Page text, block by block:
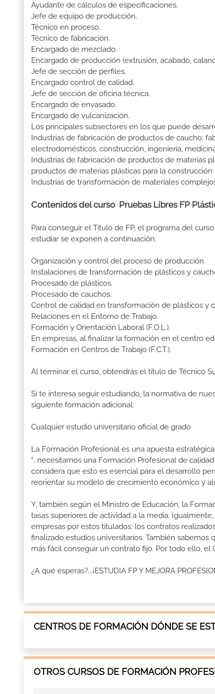
Ayudante de cálculos de especificaciones.
Jefe de equipo de producción.
Técnico en proceso.
Técnico de fabricación.
Encargado de mezclado.
Encargado de producción (extrusión, acabado,
Jefe de sección de perfiles.
Encargado control de calidad.
Jefe de sección de oficina técnica.
Encargado de envasado.
Encargado de vulcanización.
Los principales subsectores en los que puede
Industrias de fabricación de productos de caucho:
electrodomésticos, construcción, ingeniería,
Industrias de fabricación de productos de materias
productos de materias plásticas para la
Industrias de transformación de materiales
Contenidos del curso Pruebas Libres FP
Para conseguir el Título de FP, el programa del
estudiar se exponen a continuación:
Organización y control del proceso de producción.
Instalaciones de transformación de plásticos y
Procesado de plásticos.
Procesado de cauchos.
Control de calidad en transformación de plásticos y
Relaciones en el Entorno de Trabajo.
Formación y Orientación Laboral (F.O.L.).
En empresas, al finalizar la formación en el centro
Formación en Centros de Trabajo (F.C.T.).
Al terminar el curso, obtendrás el título de Técnico
Si te interesa seguir estudiando, la normativa de
siguiente formación adicional:
Cualquier estudio universitario oficial de grado
La Formación Profesional es una apuesta
"...necesitamos una Formación Profesional de
considera que esto es esencial para el desarrollo
reorientar su modelo de crecimiento económico y
Y, también según el Ministro de Educación, la
tasas superiores de actividad a la media.
empresas por estos titulados: los contratos
finalizado estudios universitarios. También
más fácil conseguir un contrato fijo. Por todo ello,
¿A qué esperas?...¡ESTUDIA FP Y MEJORA
CENTROS DE FORMACIÓN DÓNDE SE
OTROS CURSOS DE FORMACIÓN